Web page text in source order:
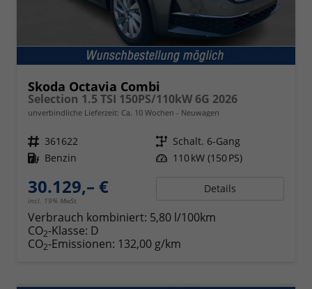
Skoda Octavia Combi
Selection 1.5 TSI 150PS/110kW 6G 2026
unverbindliche Lieferzeit: Ca. 10 Wochen Neuwagen
Fahrzeugnr. 361622 Getriebe Schalt. 6-Gang
Kraftstoff Benzin Leistung 110 kW (150 PS)
30.129,– €
incl. 19% MwSt.
Details
Verbrauch kombiniert: 5,80 l/100km
CO2-Klasse: D
CO2-Emissionen: 132,00 g/km